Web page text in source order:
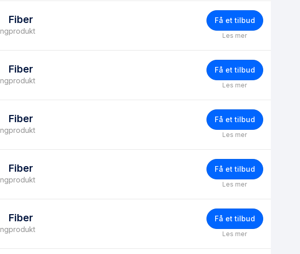
Fiber
produkt
Få et tilbud
Les mer
Fiber
produkt
Få et tilbud
Les mer
Fiber
produkt
Få et tilbud
Les mer
Fiber
produkt
Få et tilbud
Les mer
Fiber
produkt
Få et tilbud
Les mer